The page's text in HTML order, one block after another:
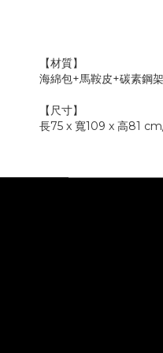
【材質】
海綿包+馬鞍皮+碳素鋼
【尺寸】
長75 x 寬109 x 高81